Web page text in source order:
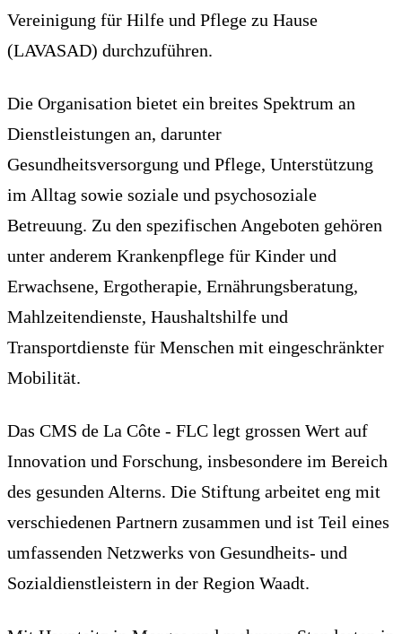
Vereinigung für Hilfe und Pflege zu Hause
(LAVASAD) durchzuführen.
Die Organisation bietet ein breites Spektrum an
Dienstleistungen an, darunter
Gesundheitsversorgung und Pflege, Unterstützung
im Alltag sowie soziale und psychosoziale
Betreuung. Zu den spezifischen Angeboten gehören
unter anderem Krankenpflege für Kinder und
Erwachsene, Ergotherapie, Ernährungsberatung,
Mahlzeitendienste, Haushaltshilfe und
Transportdienste für Menschen mit eingeschränkter
Mobilität.
Das CMS de La Côte - FLC legt grossen Wert auf
Innovation und Forschung, insbesondere im Bereich
des gesunden Alterns. Die Stiftung arbeitet eng mit
verschiedenen Partnern zusammen und ist Teil eines
umfassenden Netzwerks von Gesundheits- und
Sozialdienstleistern in der Region Waadt.